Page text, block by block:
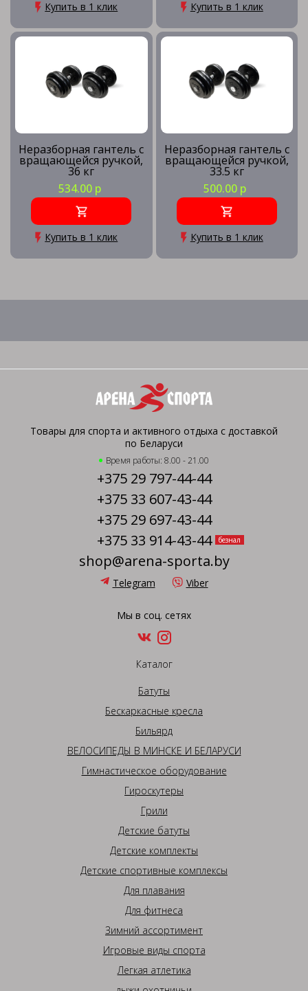
Купить в 1 клик Купить в 1 клик
Неразборная гантель c
вращающейся ручкой,
36 кг
534.00 р
Купить в 1 клик
Неразборная гантель c
вращающейся ручкой,
33.5 кг
500.00 р
Купить в 1 клик
Товары для спорта и активного отдыха с доставкой
по Беларуси
Время работы: 8.00 - 21.00
+375 29 797-44-44
+375 33 607-43-44
+375 29 697-43-44
+375 33 914-43-44
безнал
shop@arena-sporta.by
Telegram Viber
Мы в соц. сетях
Каталог
Батуты
Бескаркасные кресла
Бильярд
ВЕЛОСИПЕДЫ В МИНСКЕ И БЕЛАРУСИ
Гимнастическое оборудование
Гироскутеры
Грили
Детские батуты
Детские комплекты
Детские спортивные комплексы
Для плавания
Для фитнеса
Зимний ассортимент
Игровые виды спорта
Легкая атлетика